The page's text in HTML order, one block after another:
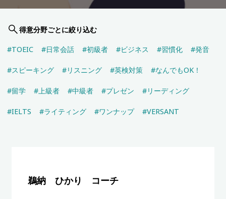
得意分野ごとに絞り込む
#TOEIC #日常会話 #初級者 #ビジネス #習慣化 #発音
#スピーキング #リスニング #英検対策 #なんでもOK！
#留学 #上級者 #中級者 #プレゼン #リーディング
#IELTS #ライティング #ワンナップ #VERSANT
鵜納 ひかり コーチ